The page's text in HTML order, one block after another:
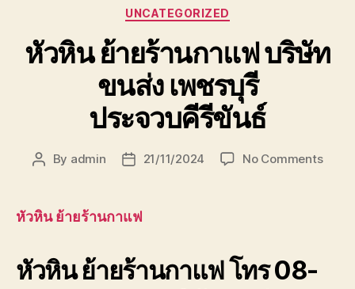
Categories
UNCATEGORIZED
หัวหิน ย้ายร้านกาแฟ บริษัท
ขนส่ง เพชรบุรี
ประจวบคีรีขันธ์
Post
By admin
Post21/11/2024 No Commentson
หัวหิน ย้ายร้านกาแฟ
หัวหิน ย้ายร้านกาแฟ โทร 08-